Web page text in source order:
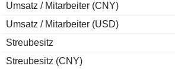
Umsatz / Mitarbeiter (CNY)
Umsatz / Mitarbeiter (USD)
Streubesitz
Streubesitz (CNY)